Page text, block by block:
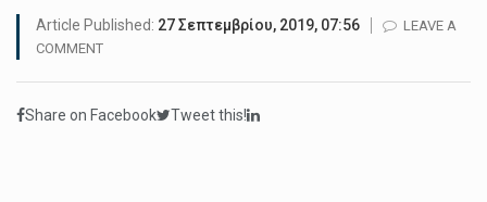
Article Published: 27 Σεπτεμβρίου, 2019, 07:56
LEAVE A
COMMENT
Share on Facebook Tweet this!